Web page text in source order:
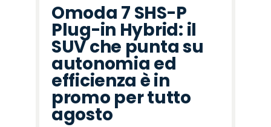
Omoda 7 SHS-P
Plug-in Hybrid: il
SUV che punta su
autonomia ed
efficienza è in
promo per tutto
agosto